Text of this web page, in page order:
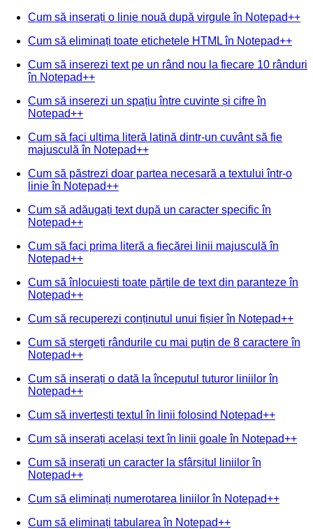
Cum să inserați o linie nouă după virgule în Notepad++
Cum să eliminați toate etichetele HTML în Notepad++
Cum să inserezi text pe un rând nou la fiecare 10 rânduri
în Notepad++
Cum să inserezi un spațiu între cuvinte și cifre în
Notepad++
Cum să faci ultima literă latină dintr-un cuvânt să fie
majusculă în Notepad++
Cum să păstrezi doar partea necesară a textului într-o
linie în Notepad++
Cum să adăugați text după un caracter specific în
Notepad++
Cum să faci prima literă a fiecărei linii majusculă în
Notepad++
Cum să înlocuiești toate părțile de text din paranteze în
Notepad++
Cum să recuperezi conținutul unui fișier în Notepad++
Cum să ștergeți rândurile cu mai puțin de 8 caractere în
Notepad++
Cum să inserați o dată la începutul tuturor liniilor în
Notepad++
Cum să invertești textul în linii folosind Notepad++
Cum să inserați același text în linii goale în Notepad++
Cum să inserați un caracter la sfârșitul liniilor în
Notepad++
Cum să eliminați numerotarea liniilor în Notepad++
Cum să eliminați tabularea în Notepad++